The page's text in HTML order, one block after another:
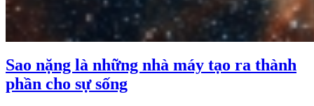
Sao nặng là những nhà máy tạo ra thành
phần cho sự sống